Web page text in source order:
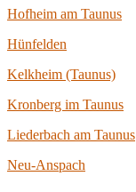
Hofheim am Taunus
Hünfelden
Kelkheim (Taunus)
Kronberg im Taunus
Liederbach am Taunus
Neu-Anspach